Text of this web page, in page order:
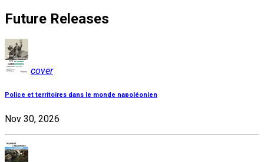
Future Releases
cover
Police et territoires dans le monde napoléonien
Nov 30, 2026